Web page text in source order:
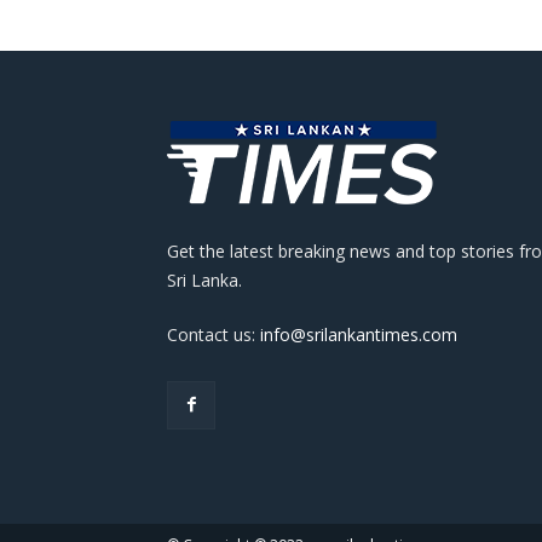
Get the latest breaking news and top stories
Sri Lanka.
Contact us: info@srilankantimes.com